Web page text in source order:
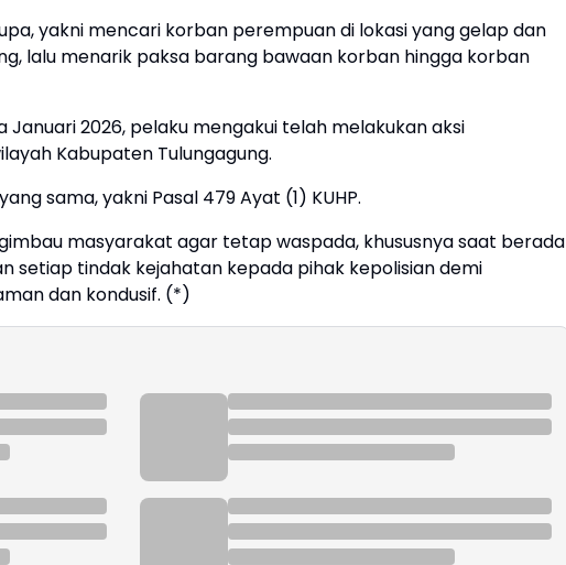
yakni mencari korban perempuan di lokasi yang gelap dan
lalu menarik paksa barang bawaan korban hingga korban
2026, pelaku mengakui telah melakukan aksi
Kabupaten Tulungagung.
sama, yakni Pasal 479 Ayat (1) KUHP.
masyarakat agar tetap waspada, khususnya saat berada
setiap tindak kejahatan kepada pihak kepolisian demi
dan kondusif. (*)